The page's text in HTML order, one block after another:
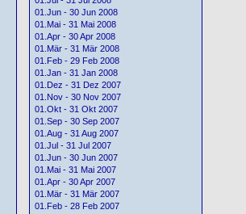
01.Jun - 30 Jun 2008
01.Mai - 31 Mai 2008
01.Apr - 30 Apr 2008
01.Mär - 31 Mär 2008
01.Feb - 29 Feb 2008
01.Jan - 31 Jan 2008
01.Dez - 31 Dez 2007
01.Nov - 30 Nov 2007
01.Okt - 31 Okt 2007
01.Sep - 30 Sep 2007
01.Aug - 31 Aug 2007
01.Jul - 31 Jul 2007
01.Jun - 30 Jun 2007
01.Mai - 31 Mai 2007
01.Apr - 30 Apr 2007
01.Mär - 31 Mär 2007
01.Feb - 28 Feb 2007